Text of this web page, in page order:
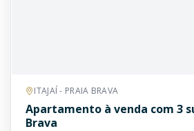
ITAJAÍ - PRAIA BRAVA
Apartamento à venda com 3
Brava